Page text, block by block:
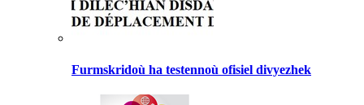
Furmskridoù ha testennoù ofisiel divyezhek